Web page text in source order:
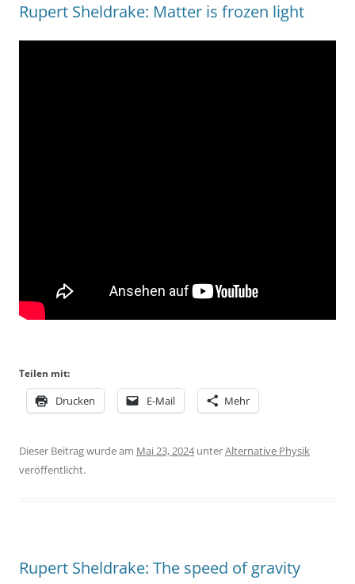
Rupert Sheldrake: Matter is frozen light
Teilen mit:
Drucken E-Mail Mehr
Dieser Beitrag wurde am Mai 23, 2024unterAlternative Physik
veröffentlicht.
Rupert Sheldrake: The speed of gravity